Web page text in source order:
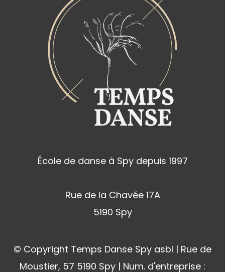
École de danse à Spy depuis 1997
Rue de la Chavée 17A
5190 Spy
© Copyright Temps Danse Spy asbl | Rue de
Moustier, 57 5190 Spy | Num. d'entreprise :